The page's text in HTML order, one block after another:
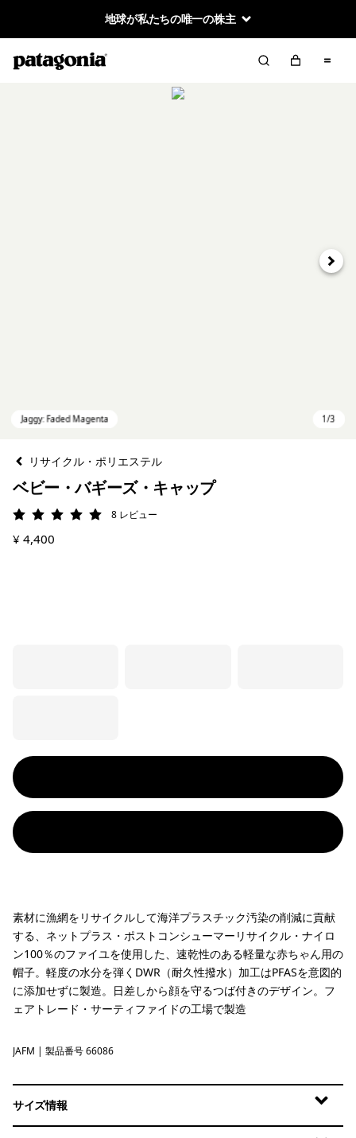
地球が私たちの唯一の株主
次へ
リサイクル・ポリエステル
ベビー・バギーズ・キャップ
評価: 5 / 5 8 レビュー
¥ 4,400
素材に漁網をリサイクルして海洋プラスチック汚染の削減に貢献
する、ネットプラス・ポストコンシューマーリサイクル・ナイロ
ン100％のファイユを使用した、速乾性のある軽量な赤ちゃん用の
帽子。軽度の水分を弾くDWR（耐久性撥水）加工はPFASを意図的
に添加せずに製造。日差しから顔を守るつば付きのデザイン。フ
ェアトレード・サーティファイドの工場で製造
Jaggy: Faded Magenta
JAFM | 製品番号 66086
サイズ情報